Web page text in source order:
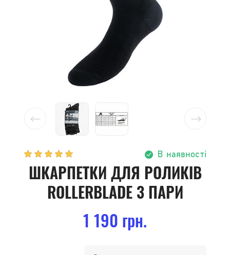
В наявності
ШКАРПЕТКИ ДЛЯ РОЛИКІВ
ROLLERBLADE 3 ПАРИ
1 190 грн.